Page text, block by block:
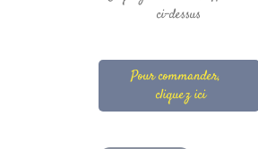
ci-dessus
Pour commander,
cliquez ici